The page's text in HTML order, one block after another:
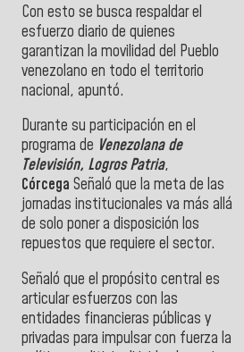
Con esto se busca respaldar el
esfuerzo diario de quienes
garantizan la movilidad del Pueblo
venezolano en todo el territorio
nacional, apuntó.
Durante su participación en el
programa de Venezolana de
Televisión, Logros Patria,
Córcega Señaló que la meta de las
jornadas institucionales va más allá
de solo poner a disposición los
repuestos que requiere el sector.
Señaló que el propósito central es
articular esfuerzos con las
entidades financieras públicas y
privadas para impulsar con fuerza la